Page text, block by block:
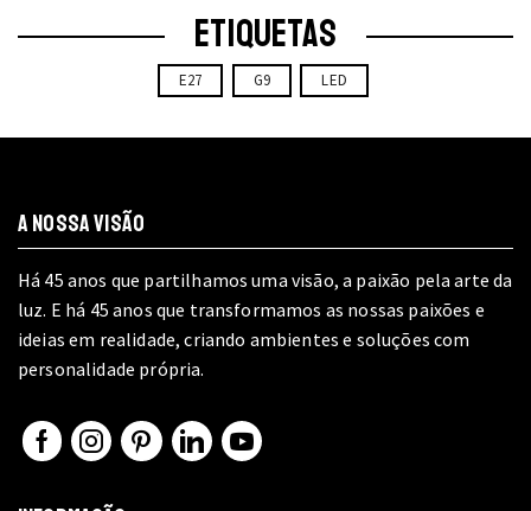
on
the
product
ETIQUETAS
E27 G9 LED
A NOSSA VISÃO
Há 45 anos que partilhamos uma visão, a paixão pela arte da
luz. E há 45 anos que transformamos as nossas paixões e
ideias em realidade, criando ambientes e soluções com
personalidade própria.
FacebookInstagram
Pinterest
LinkedinYoutube